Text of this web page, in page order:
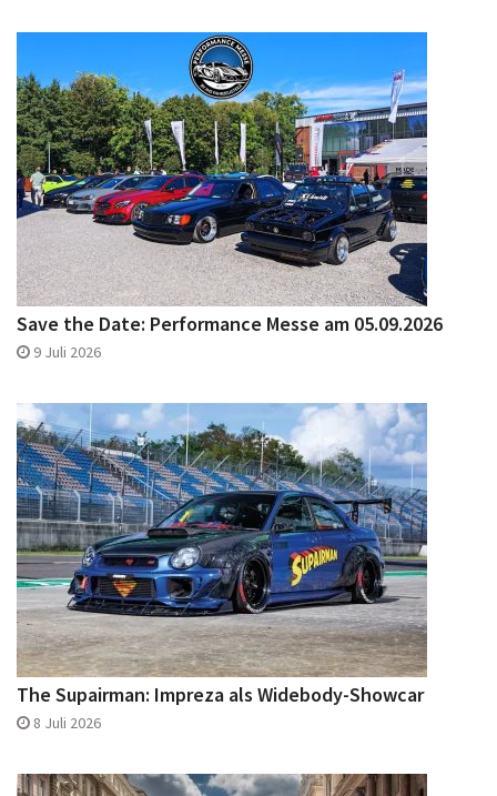
Save the Date: Performance Messe am 05.09.2026
9 Juli 2026
The Supairman: Impreza als Widebody-Showcar
8 Juli 2026